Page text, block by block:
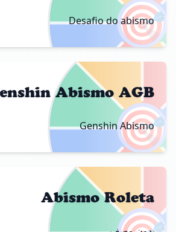
🎯
Desafio do abismo
🎯
Abismo AGB
Genshin Abismo
Abismo Roleta